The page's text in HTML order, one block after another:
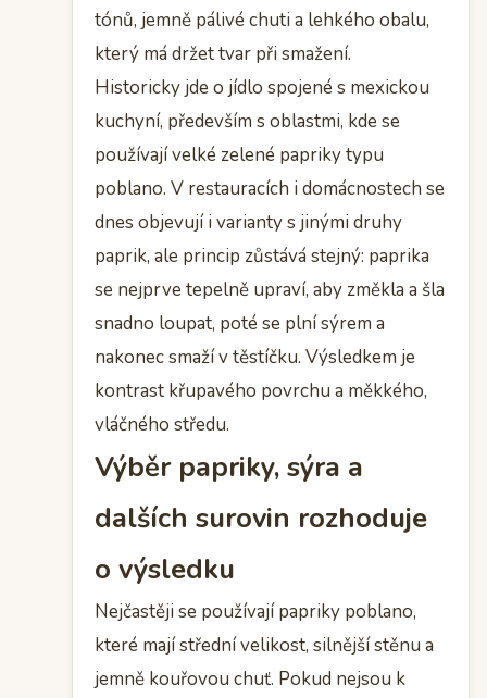
tónů, jemně pálivé chuti a lehkého obalu,
který má držet tvar při smažení.
Historicky jde o jídlo spojené s mexickou
kuchyní, především s oblastmi, kde se
používají velké zelené papriky typu
poblano. V restauracích i domácnostech se
dnes objevují i varianty s jinými druhy
paprik, ale princip zůstává stejný: paprika
se nejprve tepelně upraví, aby změkla a šla
snadno loupat, poté se plní sýrem a
nakonec smaží v těstíčku. Výsledkem je
kontrast křupavého povrchu a měkkého,
vláčného středu.
Výběr papriky, sýra a
dalších surovin rozhoduje
o výsledku
Nejčastěji se používají papriky poblano,
které mají střední velikost, silnější stěnu a
jemně kouřovou chuť. Pokud nejsou k